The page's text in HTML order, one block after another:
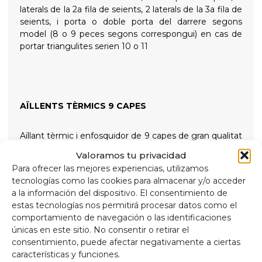
Valoramos tu privacidad
Para ofrecer las mejores experiencias, utilizamos
tecnologías como las cookies para almacenar y/o acceder
a la información del dispositivo. El consentimiento de
estas tecnologías nos permitirá procesar datos como el
comportamiento de navegación o las identificaciones
únicas en este sitio. No consentir o retirar el
consentimiento, puede afectar negativamente a ciertas
características y funciones.
laterals de la 2a fila de seients, 2 laterals de la 3a fila de
seients, i porta o doble porta del darrere segons
model (8 o 9 peces segons correspongui) en cas de
portar triangulites serien 10 o 11
AÏLLENTS TÈRMICS 9 CAPES
Aïllant tèrmic i enfosquidor de 9 capes de gran qualitat
indicats per aïllar tant les altes temperatures com les
baixes per a més confort intern i proporcionant total
foscor per a les nits de descans, subjectats amb
ventoses de rosca de gran succió i fàcil extracció per
simplificar la seva col·locació
Composició
Alumini de 90 micres anti raigs ultraviolats i resistent
a ratllades.